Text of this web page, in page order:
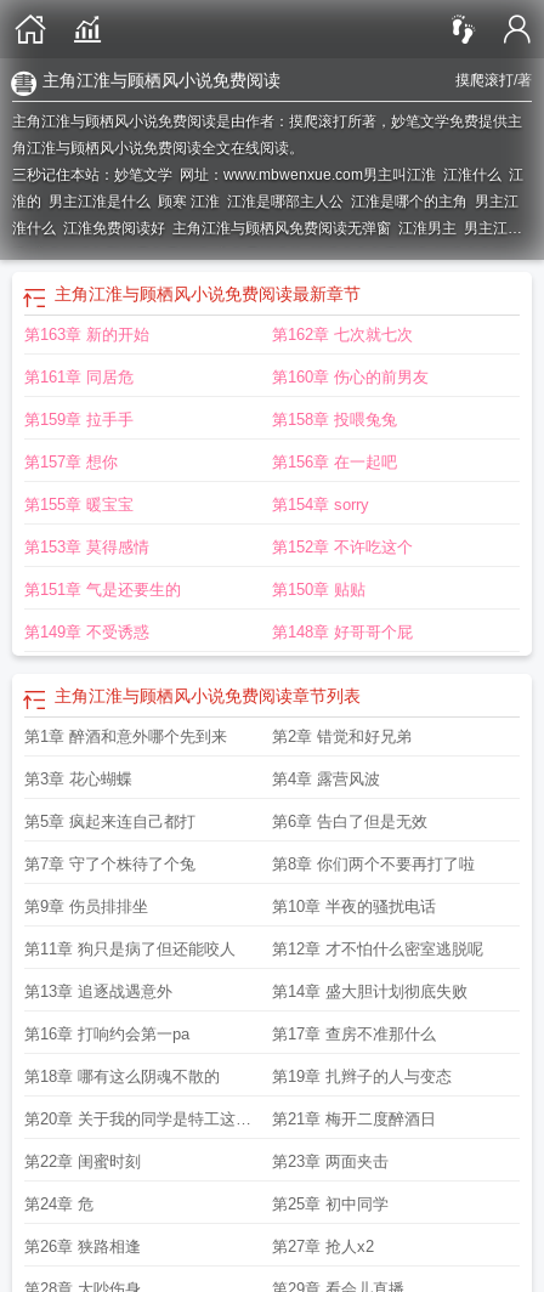
摸爬滚打/著
主角江淮与顾栖风小说免费阅读
主角江淮与顾栖风小说免费阅读是由作者：摸爬滚打所著，妙笔文学免费提供主
角江淮与顾栖风小说免费阅读全文在线阅读。
三秒记住本站：妙笔文学 网址：www.mbwenxue.com男主叫江淮 江淮什么 江
淮的 男主江淮是什么 顾寒 江淮 江淮是哪部主人公 江淮是哪个的主角 男主江
淮什么 江淮免费阅读好 主角江淮与顾栖风免费阅读无弹窗 江淮男主 男主江
淮主角江淮与顾栖风免费阅读主角是江淮的江淮全文免费阅读江淮全文阅
主角江淮与顾栖风免费阅读全文 江淮是哪部
主角江淮与顾栖风小说免费阅读最新章节
第163章 新的开始 第162章 七次就七次
第161章 同居危 第160章 伤心的前男友
第159章 拉手手 第158章 投喂兔兔
第157章 想你 第156章 在一起吧
第155章 暖宝宝 第154章 sorry
第153章 莫得感情 第152章 不许吃这个
第151章 气是还要生的 第150章 贴贴
第149章 不受诱惑 第148章 好哥哥个屁
主角江淮与顾栖风小说免费阅读章节列表
第1章 醉酒和意外哪个先到来 第2章 错觉和好兄弟
第3章 花心蝴蝶 第4章 露营风波
第5章 疯起来连自己都打 第6章 告白了但是无效
第7章 守了个株待了个兔 第8章 你们两个不要再打了啦
第9章 伤员排排坐 第10章 半夜的骚扰电话
第11章 狗只是病了但还能咬人 第12章 才不怕什么密室逃脱呢
第13章 追逐战遇意外 第14章 盛大胆计划彻底失败
第16章 打响约会第一pa 第17章 查房不准那什么
第18章 哪有这么阴魂不散的 第19章 扎辫子的人与变态
第20章 关于我的同学是特工这件
事
第21章 梅开二度醉酒日
第22章 闺蜜时刻 第23章 两面夹击
第24章 危 第25章 初中同学
第26章 狭路相逢 第27章 抢人x2